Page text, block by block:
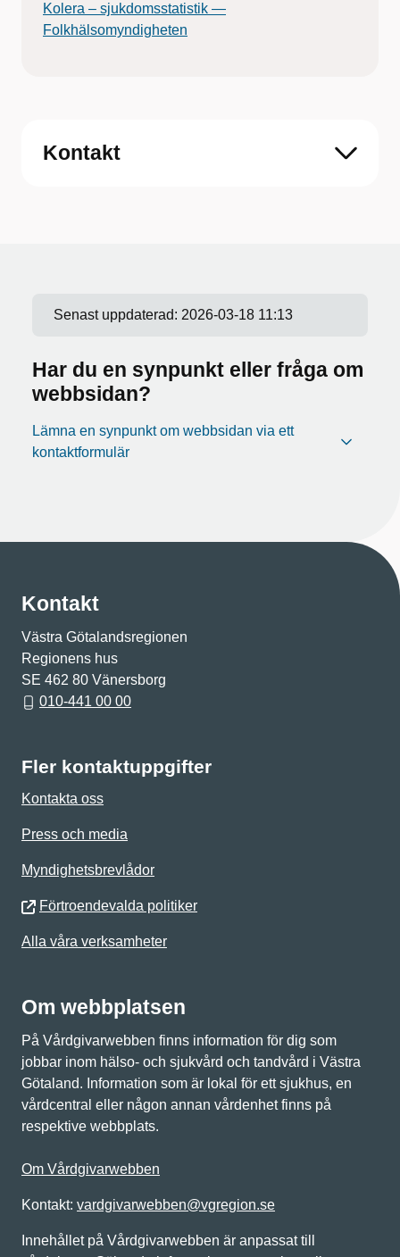
Kolera – sjukdomsstatistik —
Folkhälsomyndigheten
Kontakt
Senast uppdaterad: 2026-03-18 11:13
Har du en synpunkt eller fråga om
webbsidan?
Lämna en synpunkt om webbsidan via ett
kontaktformulär
Kontakt
Västra Götalandsregionen
Regionens hus
SE 462 80 Vänersborg
010-441 00 00
Fler kontaktuppgifter
Kontakta oss
Press och media
Myndighetsbrevlådor
Förtroendevalda politiker
Alla våra verksamheter
Om webbplatsen
På Vårdgivarwebben finns information för dig som
jobbar inom hälso- och sjukvård och tandvård i Västra
Götaland. Information som är lokal för ett sjukhus, en
vårdcentral eller någon annan vårdenhet finns på
respektive webbplats.
Om Vårdgivarwebben
Kontakt: vardgivarwebben@vgregion.se
Innehållet på Vårdgivarwebben är anpassat till